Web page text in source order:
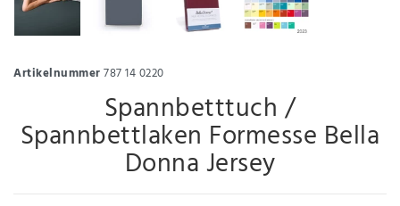
Artikelnummer787 14 0220
Spannbetttuch /
Spannbettlaken Formesse Bella
Donna Jersey